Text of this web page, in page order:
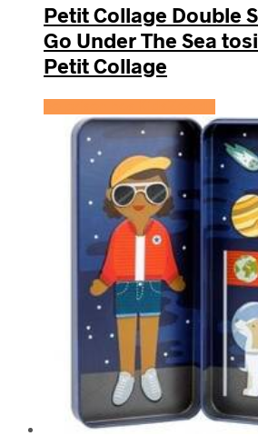
Petit Collage Double
Go Under The Sea
Petit Collage